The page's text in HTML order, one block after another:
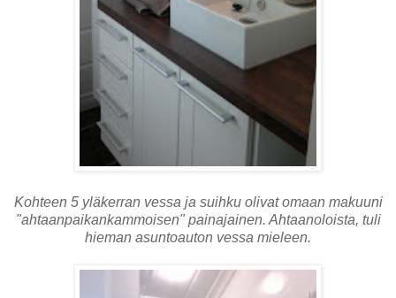
Kohteen 5 yläkerran vessa ja suihku olivat omaan makuuni
"ahtaanpaikankammoisen" painajainen. Ahtaanoloista, tuli
hieman asuntoauton vessa mieleen.